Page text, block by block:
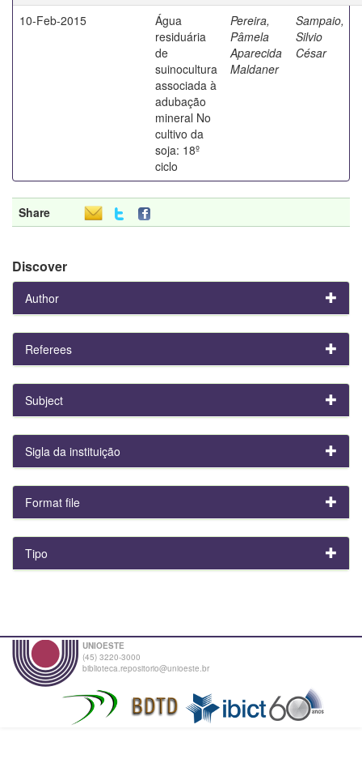
10-Feb-2015
Água
residuária
de
suinocultura
associada à
adubação
mineral No
cultivo da
soja: 18º
ciclo
Pereira,
Pâmela
Aparecida
Maldaner
Sampaio,
Silvio
César
Share
Discover
Author
Referees
Subject
Sigla da instituição
Format file
Tipo
UNIOESTE
(45) 3220-3000
biblioteca.repositorio@unioeste.br